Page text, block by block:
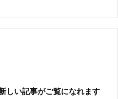
しい記事がご覧になれます